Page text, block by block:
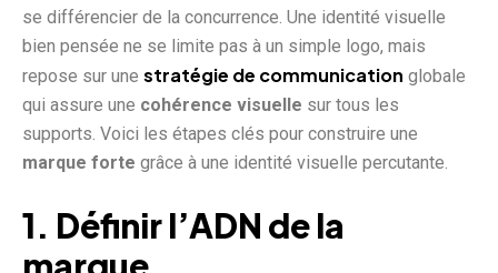
se différencier de la concurrence. Une identité visuelle
bien pensée ne se limite pas à un simple logo, mais
repose sur une stratégie de communication globale
qui assure une cohérence visuelle sur tous les
supports. Voici les étapes clés pour construire une
marque forte grâce à une identité visuelle percutante.
1. Définir l’ADN de la